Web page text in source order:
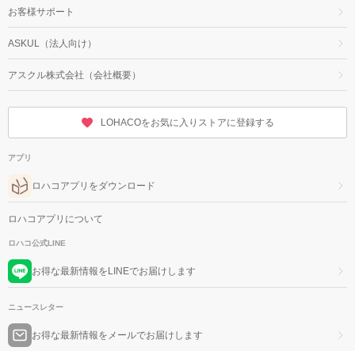
お客様サポート
ASKUL（法人向け）
アスクル株式会社（会社概要）
LOHACOをお気に入りストアに登録する
アプリ
ロハコアプリをダウンロード
ロハコアプリについて
ロハコ公式LINE
お得な最新情報をLINEでお届けします
ニュースレター
お得な最新情報をメールでお届けします